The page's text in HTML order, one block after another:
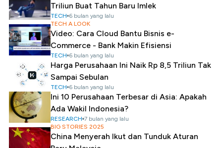
Triliun Buat Tahun Baru Imlek
TECH 6 bulan yang lalu
TECH A LOOK
Video: Cara Cloud Bantu Bisnis e-
Commerce - Bank Makin Efisiensi
TECH 6 bulan yang lalu
Harga Perusahaan Ini Naik Rp 8,5 Triliun Tak
Sampai Sebulan
TECH 6 bulan yang lalu
Ini 10 Perusahaan Terbesar di Asia: Apakah
Ada Wakil Indonesia?
RESEARCH 7 bulan yang lalu
BIG STORIES 2025
China Menyerah Ikut dan Tunduk Aturan